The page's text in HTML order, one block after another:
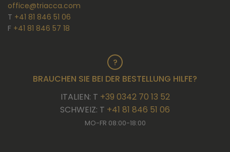
office@triacca.com
T +41 81 846 51 06
F +41 81 846 57 18
BRAUCHEN SIE BEI DER BESTELLUNG HILFE?
ITALIEN: T +39 0342 70 13 52
SCHWEIZ: T +41 81 846 51 06
MO-FR 08:00-18:00